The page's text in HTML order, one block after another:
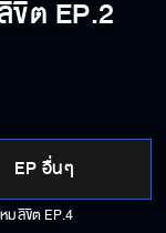
ต EP.2
EP อื่นๆ
มลิขิต EP.6
มลิขิต EP.4